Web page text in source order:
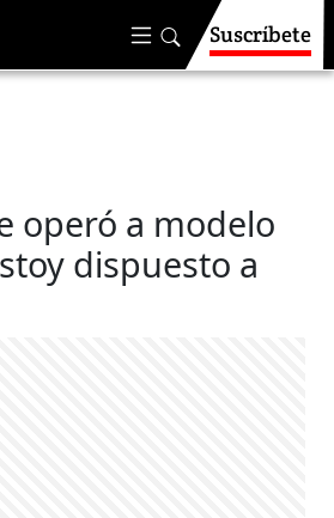
Suscríbete
operó a modelo
dispuesto a